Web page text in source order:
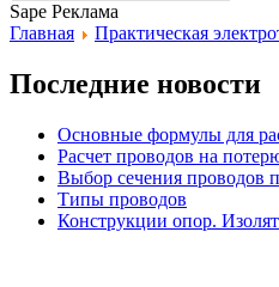
Sape Реклама
Главная
Практическая
Последние новости
Основные формулы для
Расчет проводов на
Выбор сечения проводов
Типы проводов
Конструкции опор.